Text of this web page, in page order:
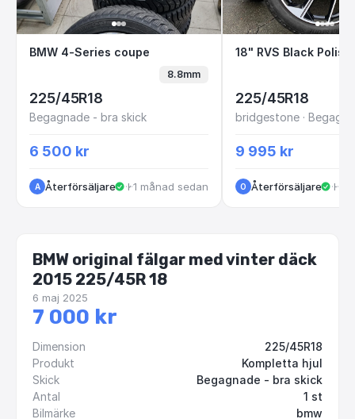
BMW 4-Series coupe
BMW 4-Series coupe
8.8mm
225/45R18
Begagnade - bra skick
6 500 kr
A Återförsäljare · Kungälv
·1 månad sedan
18" RVS Black
225/45R18
9 995 kr
O Återförsäljare · ·
BMW original fälgar med vinter däck
2015 225/45R 18
6 maj 2025
7 000 kr
Dimension
225/45R18
Produkt
Kompletta hjul
Skick
Begagnade - bra skick
Antal
1 st
Bilmärke
bmw